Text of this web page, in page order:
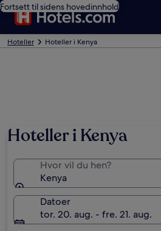
Fortsett til sidens hovedinnhold
Hoteller Hoteller i Kenya
Hoteller i Kenya
Hvor vil du hen?
Kenya
Datoer
tor. 20. aug. - fre. 21. aug.